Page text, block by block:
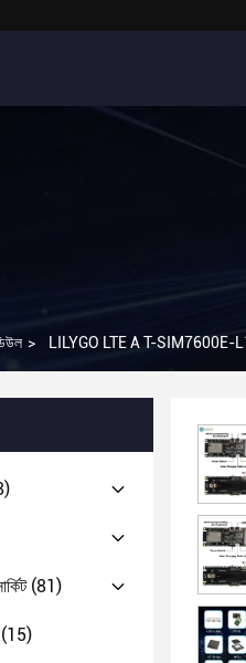
> LILYGO LTE A T-SIM7600E-
(81)